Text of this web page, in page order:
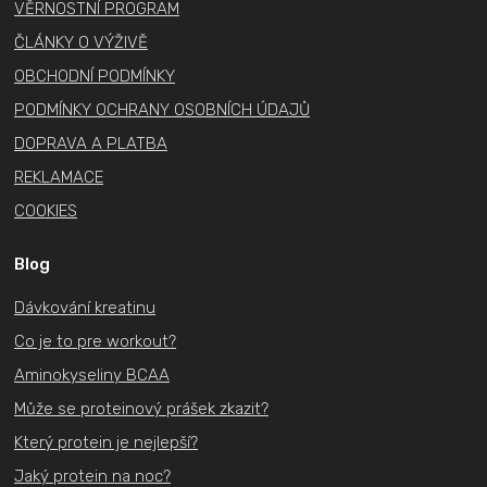
VĚRNOSTNÍ PROGRAM
ČLÁNKY O VÝŽIVĚ
OBCHODNÍ PODMÍNKY
PODMÍNKY OCHRANY OSOBNÍCH ÚDAJŮ
DOPRAVA A PLATBA
REKLAMACE
COOKIES
Blog
Dávkování kreatinu
Co je to pre workout?
Aminokyseliny BCAA
Může se proteinový prášek zkazit?
Který protein je nejlepší?
Jaký protein na noc?